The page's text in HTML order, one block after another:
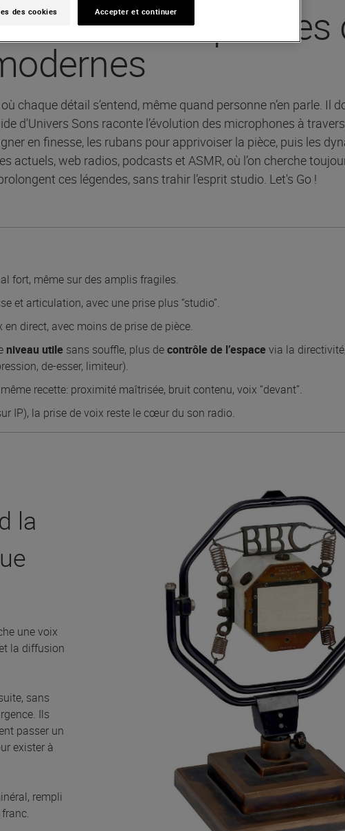
des microphones
chaque détail s’entend, même quand personne n’en parle. Il
d'Univers Sons raconte l’évolution des microphones à
en finesse, les rubans pour apprivoiser la pièce, puis les
actuels, web radios, podcasts et ASMR, où l’on cherche
ces légendes, sans trahir l’esprit studio. Let's Go !
fort, même sur des amplis fragiles.
et articulation, avec une prise plus “studio”.
direct, avec moins de prise de pièce.
niveau utile sans souffle, plus decontrôle de l’espacevia la
de-esser, limiteur).
recette: proximité maîtrisée, bruit contenu, voix “devant”.
IP), la prise de voix reste le cœur du son radio.
la
une voix
la diffusion
sans
Ils
passer un
exister à
rempli
des cookies Accepter et continuer